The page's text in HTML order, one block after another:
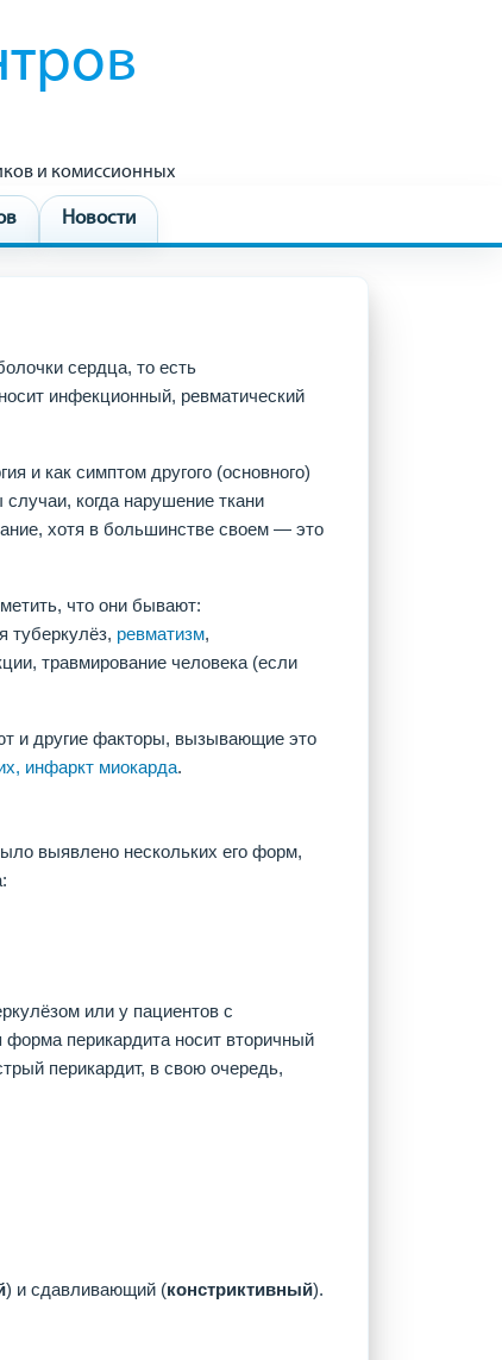
и комиссионных
Новости
сердца, то есть
инфекционный, ревматический
и как симптом другого (основного)
когда нарушение ткани
хотя в большинстве своем — это
что они бывают:
туберкулёз, ревматизм,
травмирование человека (если
и другие факторы, вызывающие это
инфаркт миокарда.
выявлено нескольких его форм,
или у пациентов с
перикардита носит вторичный
перикардит, в свою очередь,
) и сдавливающий (констриктивный).